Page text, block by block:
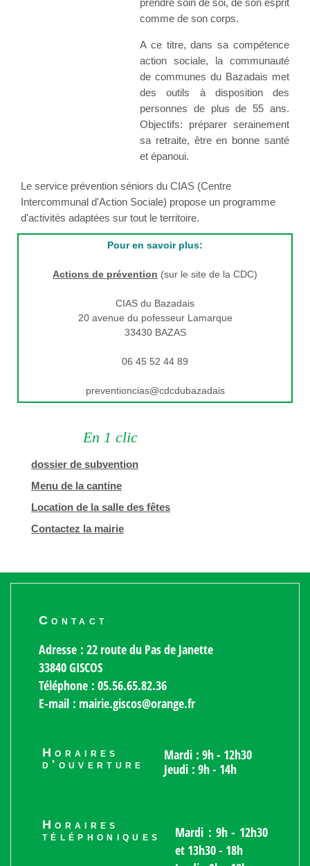
prendre soin de soi, de son esprit
comme de son corps.
A ce titre, dans sa compétence
action sociale, la communauté
de communes du Bazadais met
des outils à disposition des
personnes de plus de 55 ans.
Objectifs: préparer serainement
sa retraite, être en bonne santé
et épanoui.
Le service prévention séniors du CIAS (Centre
Intercommunal d'Action Sociale) propose un programme
d'activités adaptées sur tout le territoire.
Pour en savoir plus:
Actions de prévention (sur le site de la CDC)
CIAS du Bazadais
20 avenue du pofesseur Lamarque
33430 BAZAS
06 45 52 44 89
preventioncias@cdcdubazadais
En 1 clic
dossier de subvention
Menu de la cantine
Location de la salle des fêtes
Contactez la mairie
Contact
Adresse : 22 route du Pas de Janette
33840 GISCOS
Téléphone : 05.56.65.82.36
E-mail : mairie.giscos@orange.fr
Horaires
d'ouverture
Mardi : 9h - 12h30
Jeudi : 9h - 14h
Horaires
téléphoniques
Mardi : 9h - 12h30
et 13h30 - 18h